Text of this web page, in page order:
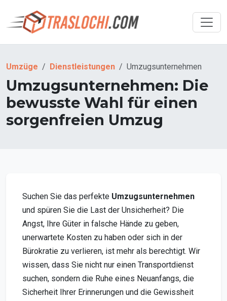
Umzüge Dienstleistungen Umzugsunternehmen
Umzugsunternehmen: Die
bewusste Wahl für einen
sorgenfreien Umzug
Suchen Sie das perfekte Umzugsunternehmen
und spüren Sie die Last der Unsicherheit? Die
Angst, Ihre Güter in falsche Hände zu geben,
unerwartete Kosten zu haben oder sich in der
Bürokratie zu verlieren, ist mehr als berechtigt. Wir
wissen, dass Sie nicht nur einen Transportdienst
suchen, sondern die Ruhe eines Neuanfangs, die
Sicherheit Ihrer Erinnerungen und die Gewissheit